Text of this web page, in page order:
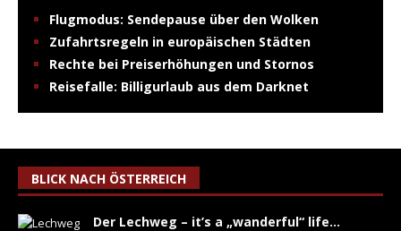
Flugmodus: Sendepause über den Wolken
Zufahrtsregeln in europäischen Städten
Rechte bei Preiserhöhungen und Stornos
Reisefalle: Billigurlaub aus dem Darknet
BLICK NACH ÖSTERREICH
Der Lechweg – it’s a „wanderful“ life…